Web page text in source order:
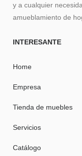
y a cualquier
amueblamiento de
INTERESANTE
Home
Empresa
Tienda de muebles
Servicios
Catálogo